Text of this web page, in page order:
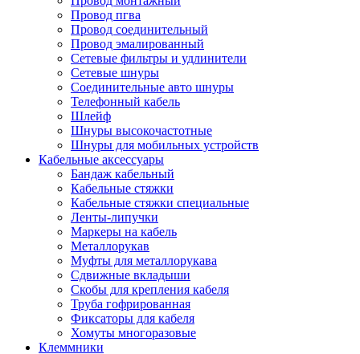
Провод пгва
Провод соединительный
Провод эмалированный
Сетевые фильтры и удлинители
Сетевые шнуры
Соединительные авто шнуры
Телефонный кабель
Шлейф
Шнуры высокочастотные
Шнуры для мобильных устройств
Кабельные аксессуары
Бандаж кабельный
Кабельные стяжки
Кабельные стяжки специальные
Ленты-липучки
Маркеры на кабель
Металлорукав
Муфты для металлорукава
Сдвижные вкладыши
Скобы для крепления кабеля
Труба гофрированная
Фиксаторы для кабеля
Хомуты многоразовые
Клеммники